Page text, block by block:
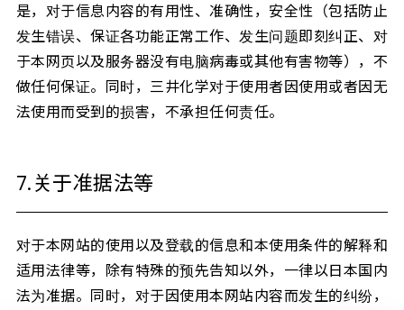
是，对于信息内容的有用性、准确性，安全性（包括防止
发生错误、保证各功能正常工作、发生问题即刻纠正、对
于本网页以及服务器没有电脑病毒或其他有害物等），不
做任何保证。同时，三井化学对于使用者因使用或者因无
法使用而受到的损害，不承担任何责任。
7.关于准据法等
对于本网站的使用以及登载的信息和本使用条件的解释和
适用法律等，除有特殊的预先告知以外，一律以日本国内
法为准据。同时，对于因使用本网站内容而发生的纠纷，